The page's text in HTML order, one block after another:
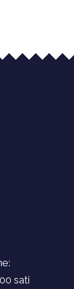
sati